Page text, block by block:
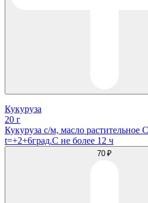
Кукуруза
20 г
Кукуруза с/м, масло растительное
t=+2+6град.С не более 12 ч
70 ₽